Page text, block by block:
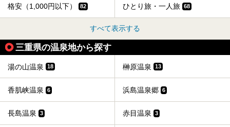
格安（1,000円以下） 82 ひとり旅・一人旅 68
すべて表示する
三重県の温泉地から探す
湯の山温泉 18 榊原温泉 13
香肌峡温泉 6 浜島温泉郷 6
長島温泉 3 赤目温泉 3